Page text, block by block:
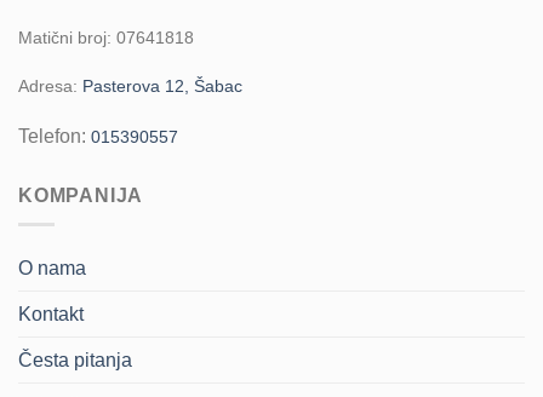
Matični broj: 07641818
Adresa: Pasterova 12, Šabac
Telefon: 015390557
KOMPANIJA
O nama
Kontakt
Česta pitanja